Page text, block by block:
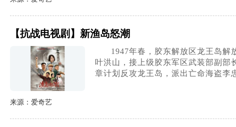
【抗战电视剧】新渔岛怒潮
1947年春，胶东解放区龙王岛
叶洪山，接上级胶东军区武装部副
章计划反攻龙王岛，派出亡命海盗李
来源：爱奇艺